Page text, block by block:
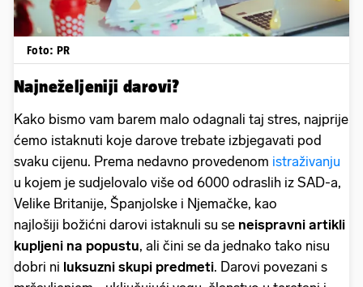
Foto: PR
Najneželjeniji darovi?
Kako bismo vam barem malo odagnali taj stres, najprije
ćemo istaknuti koje darove trebate izbjegavati pod
svaku cijenu. Prema nedavno provedenom istraživanju
u kojem je sudjelovalo više od 6000 odraslih iz SAD-a,
Velike Britanije, Španjolske i Njemačke, kao
najlošiji božićni darovi istaknuli su se neispravni artikli
kupljeni na popustu, ali čini se da jednako tako nisu
dobri ni luksuzni skupi predmeti. Darovi povezani s